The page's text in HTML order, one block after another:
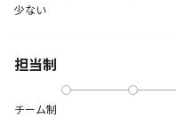
少ない
担当制
チーム制